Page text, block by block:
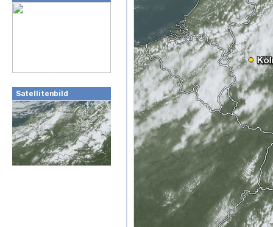
Satellitenbild